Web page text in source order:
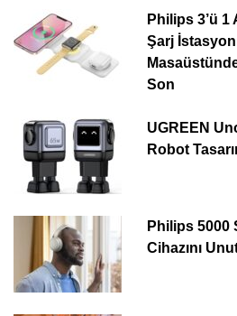
Philips 3’ü
Şarj
Son
UGREEN
Robot
Philips 5000
Cihazını